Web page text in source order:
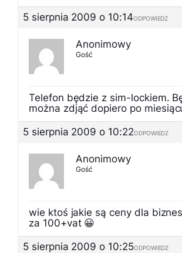
5 sierpnia 2009 o 10:14ODPOWIEDZ
Anonimowy
Gość
Telefon będzie z sim-lockiem.
można zdjąć dopiero po
5 sierpnia 2009 o 10:22ODPOWIEDZ
Anonimowy
Gość
wie ktoś jakie są ceny dla
za 100+vat 😀
5 sierpnia 2009 o 10:25ODPOWIEDZ